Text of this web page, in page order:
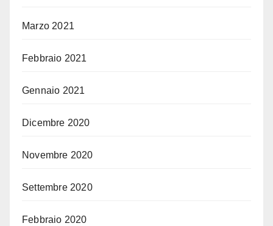
Marzo 2021
Febbraio 2021
Gennaio 2021
Dicembre 2020
Novembre 2020
Settembre 2020
Febbraio 2020